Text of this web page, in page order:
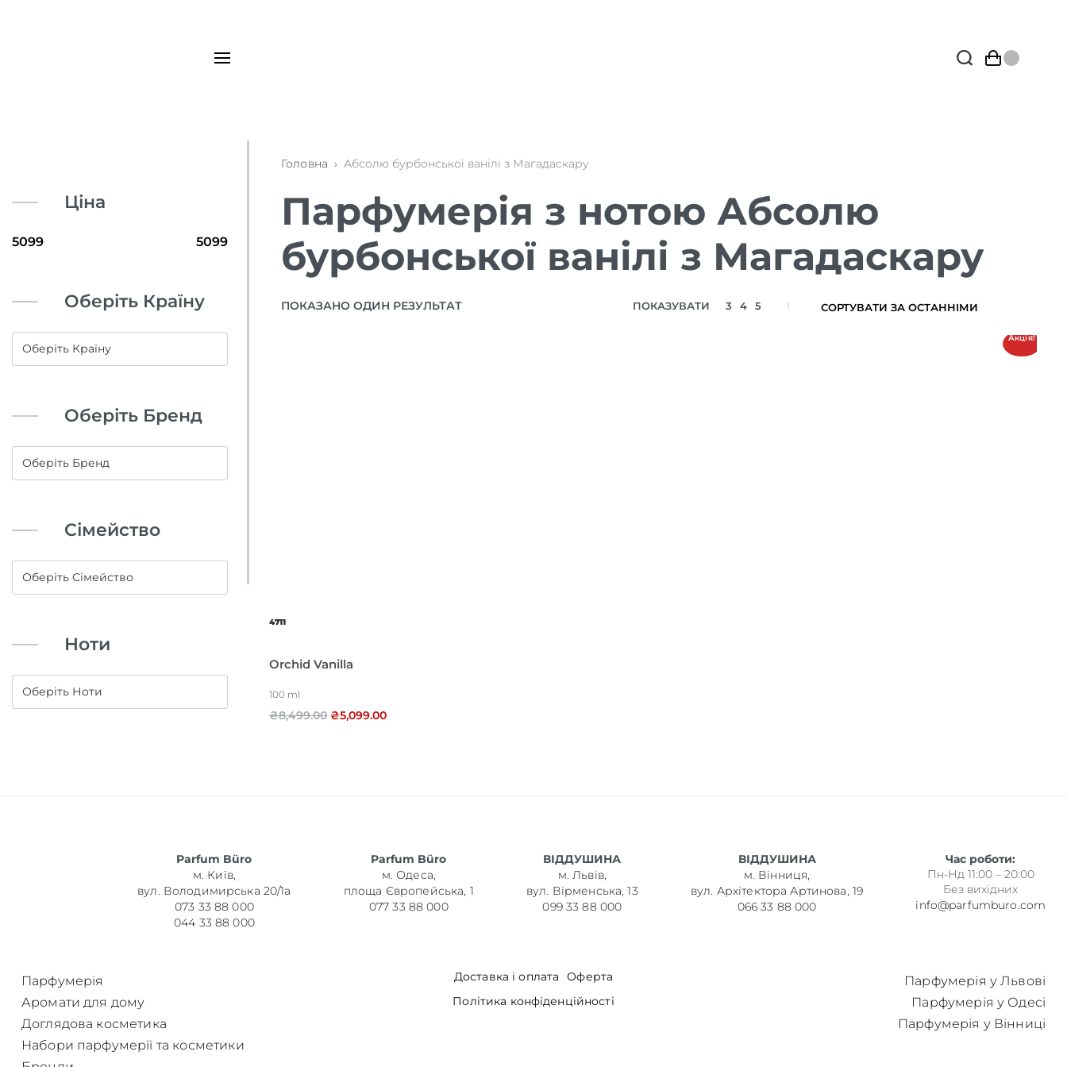
Ціна
Оберіть Країну
Оберіть Бренд
Сімейство
Ноти
Головна › Абсолю бурбонської ванілі з Магадаскару
Парфумерія з нотою Абсолю
бурбонської ванілі з Магадаскару
ПОКАЗАНО ОДИН РЕЗУЛЬТАТ ПОКАЗУВАТИ 3 4 5
Акція!
4711
Orchid Vanilla
100 ml
₴8,499.00 ₴5,099.00
Parfum Büro
м. Київ,
вул. Володимирська 20/1а
073 33 88 000
044 33 88 000
Parfum Büro
м. Одеса,
площа Європейська, 1
077 33 88 000
ВІДДУШИНА
м. Львів,
вул. Вірменська, 13
099 33 88 000
ВІДДУШИНА
м. Вінниця,
вул. Архітектора Артинова, 19
066 33 88 000
Час роботи:
Пн-Нд 11:00 – 20:00
Без вихідних
info@parfumburo.com
Парфумерія
Аромати для дому
Доглядова косметика
Набори парфумерії та косметики
Доставка і оплата
Оферта
Політика конфіденційності
Парфумерія у Львові
Парфумерія у Одесі
Парфумерія у Вінниці